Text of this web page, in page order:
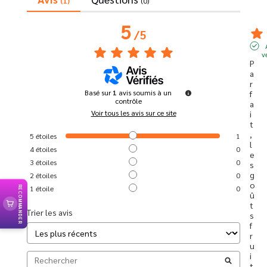
5/5
Basé sur1 avis soumis à un
contrôle
Voir tous les avis sur ce site
5 étoiles
1
4étoiles
0
3 étoiles
0
2 étoiles
0
1 étoile 0
Trier les avis
P
a
r
f
a
i
t
l
e
s
g
o
û
t
s
f
r
u
i
RECOMMANDER